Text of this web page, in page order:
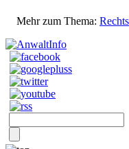
Mehr zum Thema: